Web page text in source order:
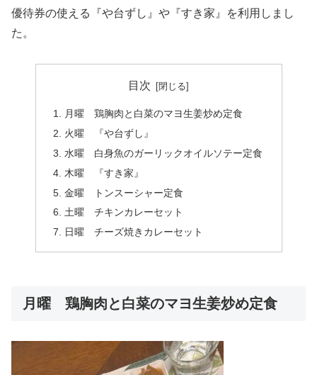
優待券の使える『や台ずし』や『すき家』を利用しまし
た。
目次
月曜 鶏胸肉と白菜のマヨ生姜炒め定食
火曜 『や台ずし』
水曜 白身魚のガーリックオイルソテー定食
木曜 『すき家』
金曜 トンスーシャー定食
土曜 チキンカレーセット
日曜 チーズ焼きカレーセット
月曜 鶏胸肉と白菜のマヨ生姜炒め定食